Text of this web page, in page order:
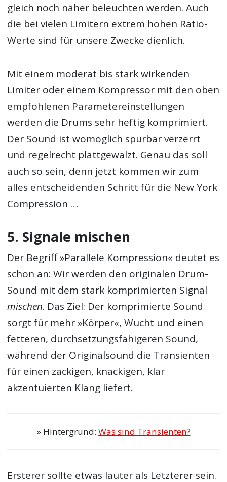
gleich noch näher beleuchten werden. Auch
die bei vielen Limitern extrem hohen Ratio-
Werte sind für unsere Zwecke dienlich.
Mit einem moderat bis stark wirkenden
Limiter oder einem Kompressor mit den oben
empfohlenen Parametereinstellungen
werden die Drums sehr heftig komprimiert.
Der Sound ist womöglich spürbar verzerrt
und regelrecht plattgewalzt. Genau das soll
auch so sein, denn jetzt kommen wir zum
alles entscheidenden Schritt für die New York
Compression …
5. Signale mischen
Der Begriff »Parallele Kompression« deutet es
schon an: Wir werden den originalen Drum-
Sound mit dem stark komprimierten Signal
mischen. Das Ziel: Der komprimierte Sound
sorgt für mehr »Körper«, Wucht und einen
fetteren, durchsetzungsfähigeren Sound,
während der Originalsound die Transienten
für einen zackigen, knackigen, klar
akzentuierten Klang liefert.
» Hintergrund: Was sind Transienten?
Ersterer sollte etwas lauter als Letzterer sein.